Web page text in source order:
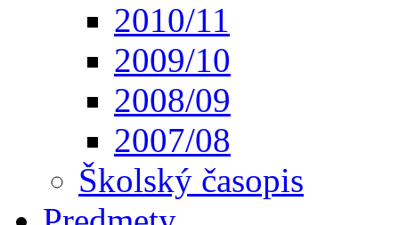
2010/11
2009/10
2008/09
2007/08
Školský časopis